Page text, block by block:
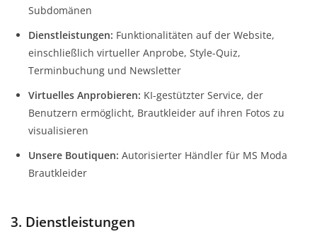
Subdomänen
Dienstleistungen: Funktionalitäten auf der Website,
einschließlich virtueller Anprobe, Style-Quiz,
Terminbuchung und Newsletter
Virtuelles Anprobieren: KI-gestützter Service, der
Benutzern ermöglicht, Brautkleider auf ihren Fotos zu
visualisieren
Unsere Boutiquen: Autorisierter Händler für MS Moda
Brautkleider
3. Dienstleistungen